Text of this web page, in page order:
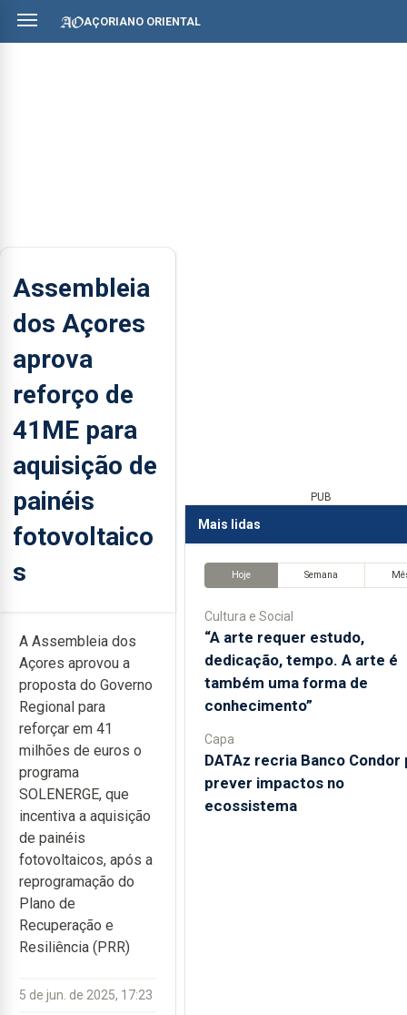
AÇORIANO ORIENTAL
Assembleia
dos Açores
aprova
reforço de
41ME para
aquisição de
painéis
fotovoltaico
s
A Assembleia dos
Açores aprovou a
proposta do Governo
Regional para
reforçar em 41
milhões de euros o
programa
SOLENERGE, que
incentiva a aquisição
de painéis
fotovoltaicos, após a
reprogramação do
Plano de
Recuperação e
Resiliência (PRR)
5 de jun. de 2025, 17:23
PUB
Mais lidas
Hoje Semana
Cultura e Social
“A arte requer estudo,
dedicação, tempo. A arte é
também uma forma de
conhecimento”
Capa
DATAz recria Banco Condor
prever impactos no
ecossistema